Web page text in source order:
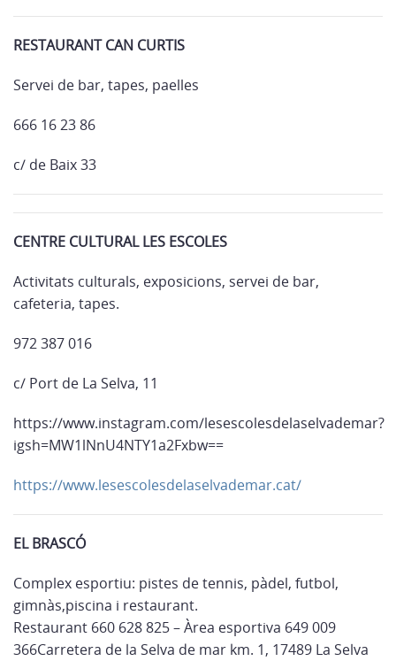
RESTAURANT CAN CURTIS
Servei de bar, tapes, paelles
666 16 23 86
c/ de Baix 33
CENTRE CULTURAL LES ESCOLES
Activitats culturals, exposicions, servei de bar,
cafeteria, tapes.
972 387 016
c/ Port de La Selva, 11
https://www.instagram.com/lesescolesdelaselvademar?
igsh=MW1lNnU4NTY1a2Fxbw==
https://www.lesescolesdelaselvademar.cat/
EL BRASCÓ
Complex esportiu: pistes de tennis, pàdel, futbol,
gimnàs,piscina i restaurant.
Restaurant 660 628 825 – Àrea esportiva 649 009
366Carretera de la Selva de mar km. 1, 17489 La Selva